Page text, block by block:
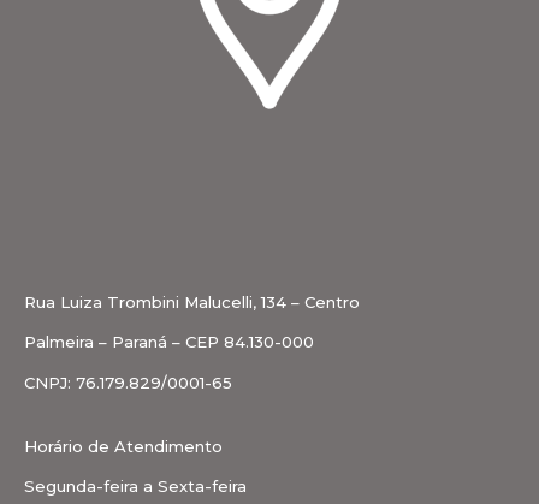
Rua Luiza Trombini Malucelli, 134 – Centro
Palmeira – Paraná – CEP 84.130-000
CNPJ: 76.179.829/0001-65
Horário de Atendimento
Segunda-feira a Sexta-feira